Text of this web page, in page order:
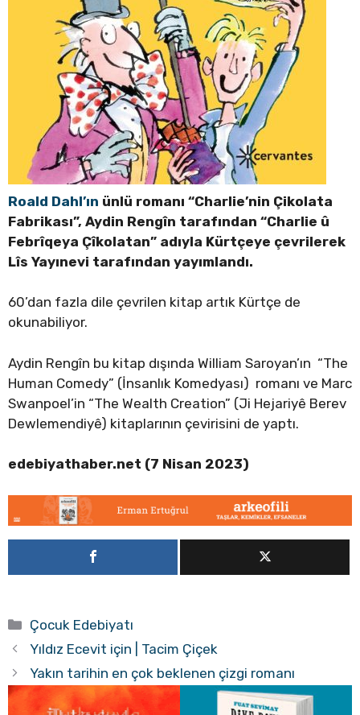
Roald Dahl’ın ünlü romanı “Charlie’nin Çikolata
Fabrikası”, Aydin Rengîn tarafından “Charlie û
Febrîqeya Çîkolatan” adıyla Kürtçeye çevrilerek
Lîs Yayınevi tarafından yayımlandı.
60’dan fazla dile çevrilen kitap artık Kürtçe de
okunabiliyor.
Aydin Rengîn bu kitap dışında William Saroyan’ın “The
Human Comedy” (İnsanlık Komedyası) romanı ve Marc
Swanpoel’in “The Wealth Creation” (Ji Hejariyê Berev
Dewlemendiyê) kitaplarının çevirisini de yaptı.
edebiyathaber.net (7 Nisan 2023)
Kategoriler
Çocuk Edebiyatı
Yıldız Ecevit için | Tacim Çiçek
Yakın tarihin en çok beklenen çizgi romanı